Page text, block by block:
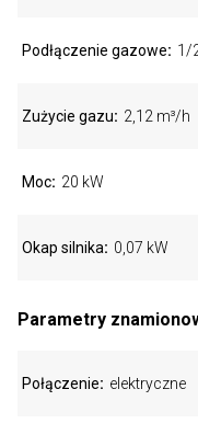
Podłączenie gazowe 1/
Zużycie gazu 2,12 m³/h
Moc 20 kW
Okap silnika 0,07 kW
Parametry
Połączenie elektryczne